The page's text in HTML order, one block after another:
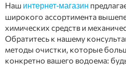
Наш интернет-магазин
широкого ассортимента
химических средств и
Обратитесь к нашему
методы очистки, которые
конкретно вашего водоема: